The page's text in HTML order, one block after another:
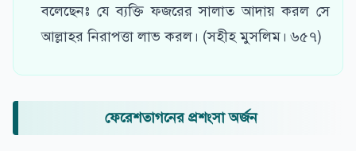
বলেছেনঃ যে ব্যক্তি ফজরের সালাত আদায় করল সে
আল্লাহর নিরাপত্তা লাভ করল। (সহীহ মুসলিম। ৬৫৭)
ফেরেশতাগনের প্রশংসা অর্জন